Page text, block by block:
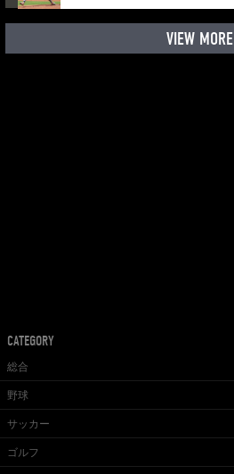
VIEW MORE
CATEGORY
総合
野球
サッカー
ゴルフ